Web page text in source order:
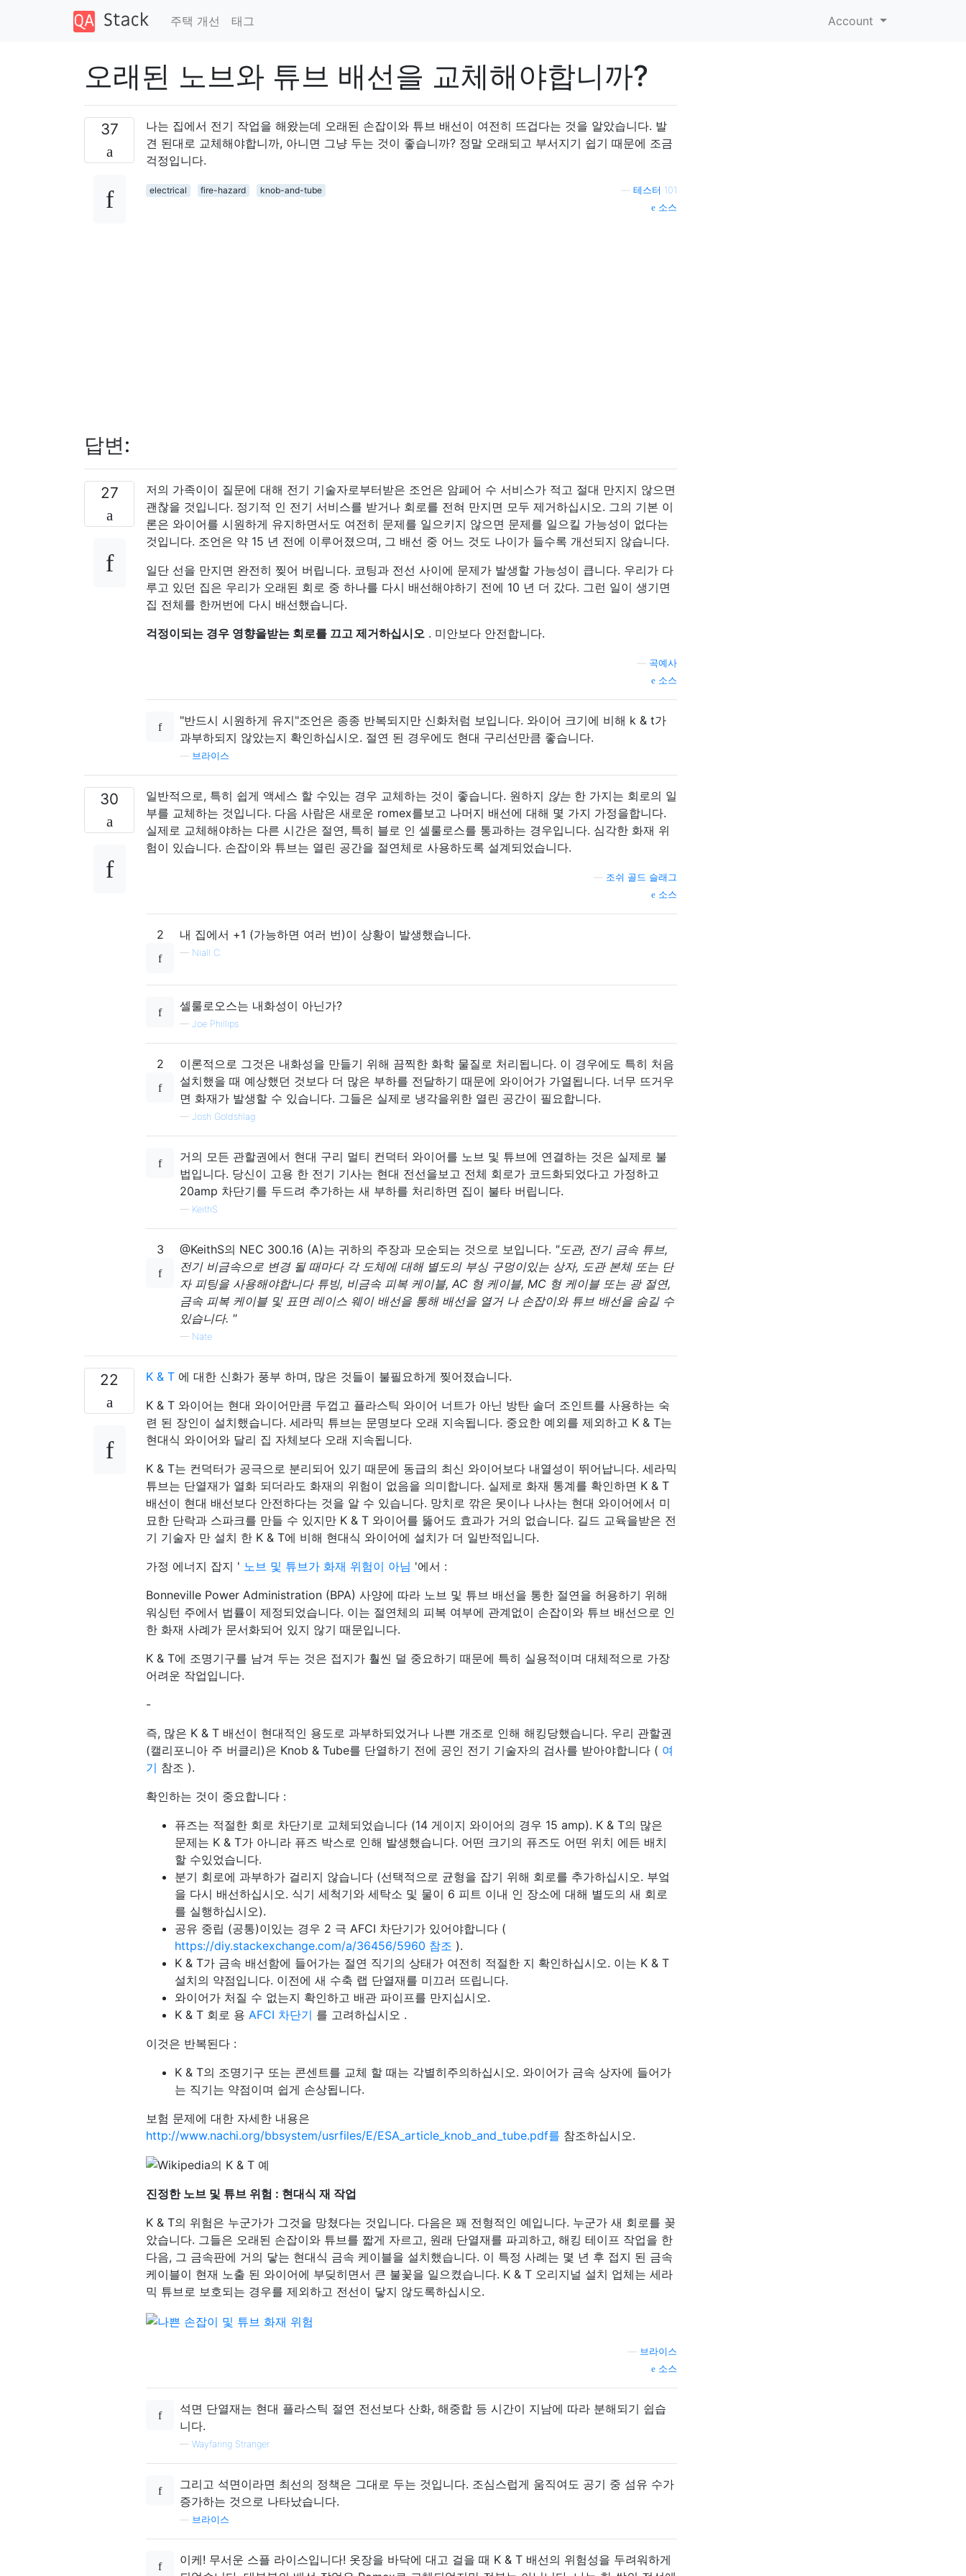
주택 개선 태그 Account
오래된 노브와 튜브 배선을 교체해야합니까?
37
나는 집에서 전기 작업을 해왔는데 오래된 손잡이와 튜브 배선이 여전히 뜨겁다는 것을 알았습니다. 발
견 된대로 교체해야합니까, 아니면 그냥 두는 것이 좋습니까? 정말 오래되고 부서지기 쉽기 때문에 조금
걱정입니다.
electrical fire-hazard knob-and-tube
테스터 101
소스
답변:
27
저의 가족이이 질문에 대해 전기 기술자로부터받은 조언은 암페어 수 서비스가 적고 절대 만지지 않으면
괜찮을 것입니다. 정기적 인 전기 서비스를 받거나 회로를 전혀 만지면 모두 제거하십시오. 그의 기본 이
론은 와이어를 시원하게 유지하면서도 여전히 문제를 일으키지 않으면 문제를 일으킬 가능성이 없다는
것입니다. 조언은 약 15 년 전에 이루어졌으며, 그 배선 중 어느 것도 나이가 들수록 개선되지 않습니다.
일단 선을 만지면 완전히 찢어 버립니다. 코팅과 전선 사이에 문제가 발생할 가능성이 큽니다. 우리가 다
루고 있던 집은 우리가 오래된 회로 중 하나를 다시 배선해야하기 전에 10 년 더 갔다. 그런 일이 생기면
집 전체를 한꺼번에 다시 배선했습니다.
걱정이되는 경우 영향을받는 회로를 끄고 ​​제거하십시오 . 미안보다 안전합니다.
곡예사
소스
"반드시 시원하게 유지"조언은 종종 반복되지만 신화처럼 보입니다. 와이어 크기에 비해 k & t가
과부하되지 않았는지 확인하십시오. 절연 된 경우에도 현대 구리선만큼 좋습니다.
브라이스
30 일반적으로, 특히 쉽게 액세스 할 수있는 경우 교체하는 것이 좋습니다. 원하지 않는 한 가지는 회로의 일
부를 교체하는 것입니다. 다음 사람은 새로운 romex를보고 나머지 배선에 대해 몇 가지 가정을합니다.
실제로 교체해야하는 다른 시간은 절연, 특히 블로 인 셀룰로스를 통과하는 경우입니다. 심각한 화재 위
험이 있습니다. 손잡이와 튜브는 열린 공간을 절연체로 사용하도록 설계되었습니다.
조쉬 골드 슬래그
소스
2 내 집에서 +1 (가능하면 여러 번)이 상황이 발생했습니다.
— Niall C.
셀룰로오스는 내화성이 아닌가?
— Joe Phillips
2
이론적으로 그것은 내화성을 만들기 위해 끔찍한 화학 물질로 처리됩니다. 이 경우에도 특히 처음
설치했을 때 예상했던 것보다 더 많은 부하를 전달하기 때문에 와이어가 가열됩니다. 너무 뜨거우
면 화재가 발생할 수 있습니다. 그들은 실제로 냉각을위한 열린 공간이 필요합니다.
— Josh Goldshlag
거의 모든 관할권에서 현대 구리 멀티 컨덕터 와이어를 노브 및 튜브에 연결하는 것은 실제로 불
법입니다. 당신이 고용 한 전기 기사는 현대 전선을보고 전체 회로가 코드화되었다고 가정하고
20amp 차단기를 두드려 추가하는 새 부하를 처리하면 집이 불타 버립니다.
— KeithS
3 @KeithS의 NEC 300.16 (A)는 귀하의 주장과 모순되는 것으로 보입니다. "도관, 전기 금속 튜브,
전기 비금속으로 변경 될 때마다 각 도체에 대해 별도의 부싱 구멍이있는 상자, 도관 본체 또는 단
자 피팅을 사용해야합니다 튜빙, 비금속 피복 케이블, AC 형 케이블, MC 형 케이블 또는 광 절연,
금속 피복 케이블 및 표면 레이스 웨이 배선을 통해 배선을 열거 나 손잡이와 튜브 배선을 숨길 수
있습니다. "
— Nate
22 K & T 에 대한 신화가 풍부 하며, 많은 것들이 불필요하게 찢어졌습니다.
K & T 와이어는 현대 와이어만큼 두껍고 플라스틱 와이어 너트가 아닌 방탄 솔더 조인트를 사용하는 숙
련 된 장인이 설치했습니다. 세라믹 튜브는 문명보다 오래 지속됩니다. 중요한 예외를 제외하고 K & T는
현대식 와이어와 달리 집 자체보다 오래 지속됩니다.
K & T는 컨덕터가 공극으로 분리되어 있기 때문에 동급의 최신 와이어보다 내열성이 뛰어납니다. 세라믹
튜브는 단열재가 열화 되더라도 화재의 위험이 없음을 의미합니다. 실제로 화재 통계를 확인하면 K & T
배선이 현대 배선보다 안전하다는 것을 알 수 있습니다. 망치로 깎은 못이나 나사는 현대 와이어에서 미
묘한 단락과 스파크를 만들 수 있지만 K & T 와이어를 뚫어도 효과가 거의 없습니다. 길드 교육을받은 전
기 기술자 만 설치 한 K & T에 비해 현대식 와이어에 설치가 더 일반적입니다.
가정 에너지 잡지 ' 노브 및 튜브가 화재 위험이 아님 '에서 :
Bonneville Power Administration (BPA) 사양에 따라 노브 및 튜브 배선을 통한 절연을 허용하기 위해
워싱턴 주에서 법률이 제정되었습니다. 이는 절연체의 피복 여부에 관계없이 손잡이와 튜브 배선으로 인
한 화재 사례가 문서화되어 있지 않기 때문입니다.
K & T에 조명기구를 남겨 두는 것은 접지가 훨씬 덜 중요하기 때문에 특히 실용적이며 대체적으로 가장
어려운 작업입니다.
-
즉, 많은 K & T 배선이 현대적인 용도로 과부하되었거나 나쁜 개조로 인해 해킹당했습니다. 우리 관할권
(캘리포니아 주 버클리)은 Knob & Tube를 단열하기 전에 공인 전기 기술자의 검사를 받아야합니다 ( 여
기 참조 ).
확인하는 것이 중요합니다 :
퓨즈는 적절한 회로 차단기로 교체되었습니다 (14 게이지 와이어의 경우 15 amp). K & T의 많은
문제는 K & T가 아니라 퓨즈 박스로 인해 발생했습니다. 어떤 크기의 퓨즈도 어떤 위치 에든 배치
할 수있었습니다.
분기 회로에 과부하가 걸리지 않습니다 (선택적으로 균형을 잡기 위해 회로를 추가하십시오. 부엌
을 다시 배선하십시오. 식기 세척기와 세탁소 및 물이 6 피트 이내 인 장소에 대해 별도의 새 회로
를 실행하십시오).
공유 중립 (공통)이있는 경우 2 극 AFCI 차단기가 있어야합니다 (
https://diy.stackexchange.com/a/36456/5960 참조 ).
K & T가 금속 배선함에 들어가는 절연 직기의 상태가 여전히 적절한 지 확인하십시오. 이는 K & T
설치의 약점입니다. 이전에 새 수축 랩 단열재를 미끄러 뜨립니다.
와이어가 처질 수 없는지 확인하고 배관 파이프를 만지십시오.
K & T 회로 용 AFCI 차단기 를 고려하십시오 .
이것은 반복된다 :
K & T의 조명기구 또는 콘센트를 교체 할 때는 각별히주의하십시오. 와이어가 금속 상자에 들어가
는 직기는 약점이며 쉽게 손상됩니다.
보험 문제에 대한 자세한 내용은
http://www.nachi.org/bbsystem/usrfiles/E/ESA_article_knob_and_tube.pdf를 참조하십시오.
진정한 노브 및 튜브 위험 : 현대식 재 작업
K & T의 위험은 누군가가 그것을 망쳤다는 것입니다. 다음은 꽤 전형적인 예입니다. 누군가 새 회로를 꽂
았습니다. 그들은 오래된 손잡이와 튜브를 짧게 자르고, 원래 단열재를 파괴하고, 해킹 테이프 작업을 한
다음, 그 금속판에 거의 닿는 현대식 금속 케이블을 설치했습니다. 이 특정 사례는 몇 년 후 접지 된 금속
케이블이 현재 노출 된 와이어에 부딪히면서 큰 불꽃을 일으켰습니다. K & T 오리지널 설치 업체는 세라
믹 튜브로 보호되는 경우를 제외하고 전선이 닿지 않도록하십시오.
브라이스
소스
석면 단열재는 현대 플라스틱 절연 전선보다 산화, 해중합 등 시간이 지남에 따라 분해되기 쉽습
니다.
— Wayfaring Stranger
그리고 석면이라면 최선의 정책은 그대로 두는 것입니다. 조심스럽게 움직여도 공기 중 섬유 수가
증가하는 것으로 나타났습니다.
브라이스
이케! 무서운 스플 라이스입니다! 옷장을 바닥에 대고 걸을 때 K & T 배선의 위험성을 두려워하게